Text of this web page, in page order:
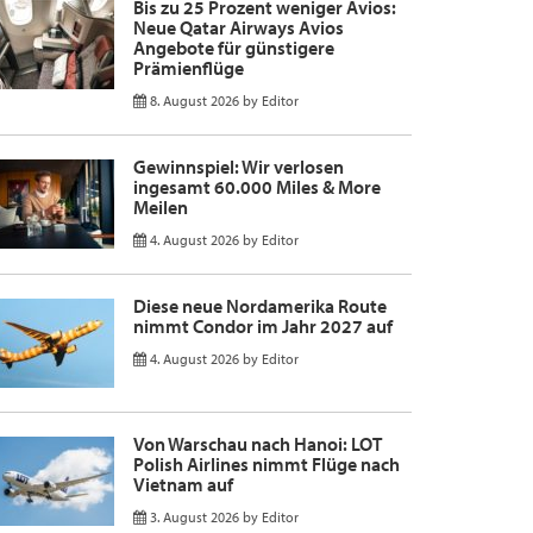
Bis zu 25 Prozent weniger Avios:
Neue Qatar Airways Avios
Angebote für günstigere
Prämienflüge
8. August 2026 by Editor
Gewinnspiel: Wir verlosen
ingesamt 60.000 Miles & More
Meilen
4. August 2026 by Editor
Diese neue Nordamerika Route
nimmt Condor im Jahr 2027 auf
4. August 2026 by Editor
Von Warschau nach Hanoi: LOT
Polish Airlines nimmt Flüge nach
Vietnam auf
3. August 2026 by Editor